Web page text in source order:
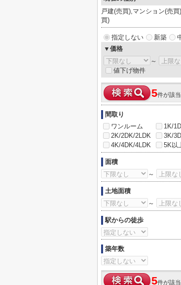
戸建(売買),マンション(売買
買)
指定しない 新築
▼価格
～
値下げ物件
5件が該当
間取り
ワンルーム
1K/
2K/2DK/2LDK
3K/
4K/4DK/4LDK
5K以
面積
～
土地面積
～
駅からの徒歩
築年数
5件が該当